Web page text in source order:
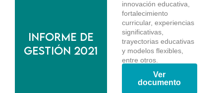
Informe de
gestión 2021
innovación educativa,
fortalecimiento
curricular, experiencias
significativas,
trayectorias educativas
y modelos flexibles,
entre otros.
Ver
documento